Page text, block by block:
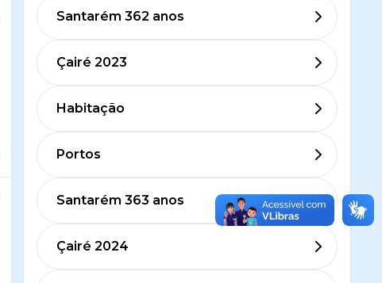
Santarém 362 anos
Çairé 2023
Habitação
Portos
Santarém 363 anos
Çairé 2024